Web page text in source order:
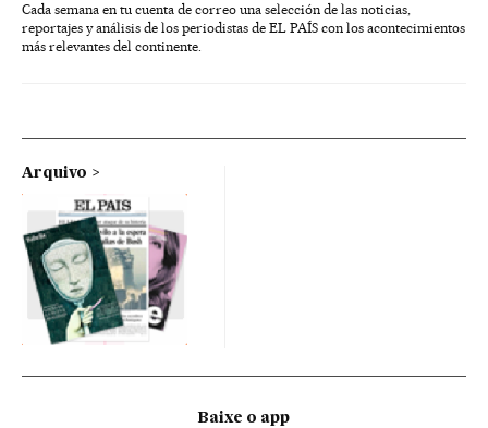
Cada semana en tu cuenta de correo una selección de las noticias,
reportajes y análisis de los periodistas de EL PAÍS con los acontecimientos
más relevantes del continente.
Arquivo
Baixe o app